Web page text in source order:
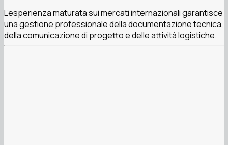
L’esperienza maturata sui mercati internazionali garantisce
una gestione professionale della documentazione tecnica,
della comunicazione di progetto e delle attività logistiche.